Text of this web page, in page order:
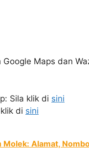
Maps dan
Sila klik di sini
di sini
Alamat,